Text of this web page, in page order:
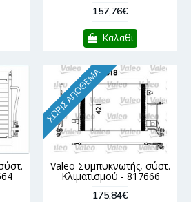
157,76€
Καλαθι
ΧΩΡΊΣ ΑΠΌΘΕΜΑ
Valeo Συμπυκνωτής, σύστ.
Κλιματισμού - 817666
175,84€